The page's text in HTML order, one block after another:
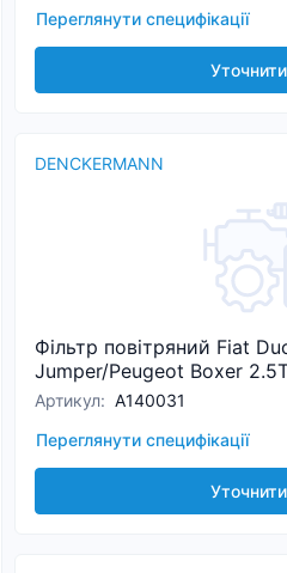
Переглянути специфікації
DENCKERMANN
Фiльтр повітряний Fiat
Jumper/Peugeot Boxer
Артикул: A140031
Переглянути специфікації